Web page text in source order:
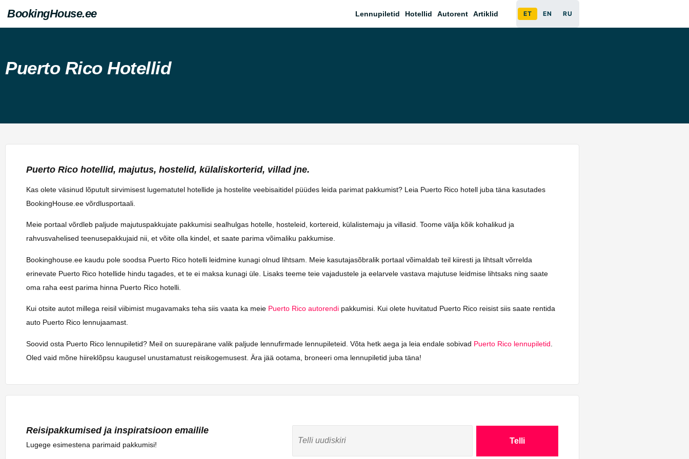
BookingHouse.ee Lennupiletid Hotellid Autorent Artiklid ET EN RU
Puerto Rico Hotellid
Puerto Rico hotellid, majutus, hostelid, külaliskorterid, villad jne.
Kas olete väsinud lõputult sirvimisest lugematutel hotellide ja hostelite veebisaitidel püüdes leida parimat pakkumist? Leia Puerto Rico hotell juba täna kasutades
BookingHouse.ee võrdlusportaali.
Meie portaal võrdleb paljude majutuspakkujate pakkumisi sealhulgas hotelle, hosteleid, kortereid, külalistemaju ja villasid. Toome välja kõik kohalikud ja
rahvusvahelised teenusepakkujaid nii, et võite olla kindel, et saate parima võimaliku pakkumise.
Bookinghouse.ee kaudu pole soodsa Puerto Rico hotelli leidmine kunagi olnud lihtsam. Meie kasutajasõbralik portaal võimaldab teil kiiresti ja lihtsalt võrrelda
erinevate Puerto Rico hotellide hindu tagades, et te ei maksa kunagi üle. Lisaks teeme teie vajadustele ja eelarvele vastava majutuse leidmise lihtsaks ning saate
oma raha eest parima hinna Puerto Rico hotelli.
Kui otsite autot millega reisil viibimist mugavamaks teha siis vaata ka meie Puerto Rico autorendi pakkumisi. Kui olete huvitatud Puerto Rico reisist siis saate rentida
auto Puerto Rico lennujaamast.
Soovid osta Puerto Rico lennupiletid? Meil on suurepärane valik paljude lennufirmade lennupileteid. Võta hetk aega ja leia endale sobivad Puerto Rico lennupiletid
Oled vaid mõne hiireklõpsu kaugusel unustamatust reisikogemusest. Ära jää ootama, broneeri oma lennupiletid juba täna!
Reisipakkumised ja inspiratsioon emailile
Lugege esimestena parimaid pakkumisi! Telli